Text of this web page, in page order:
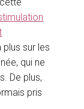
sur les
qui ne
De plus,
pris